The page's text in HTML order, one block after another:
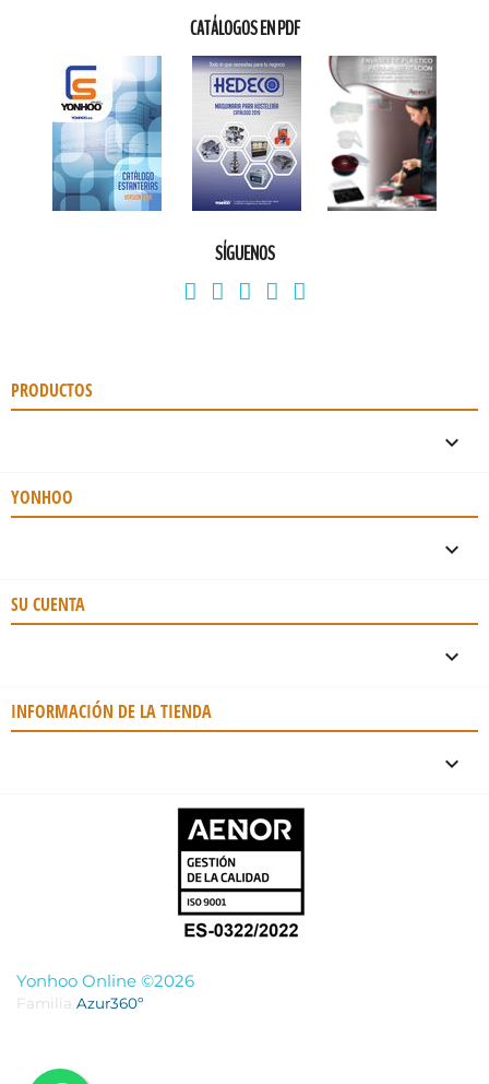
CATÁLOGOS EN PDF
SÍGUENOS
PRODUCTOS

YONHOO

SU CUENTA

INFORMACIÓN DE LA TIENDA
keyboard_arrow_down
Yonhoo Online ©2026
Familia Azur360º